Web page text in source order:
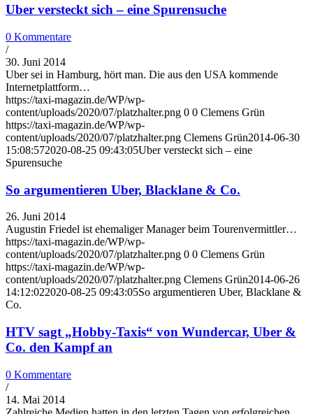
Uber versteckt sich – eine Spurensuche
0 Kommentare
/
30. Juni 2014
Uber sei in Hamburg, hört man. Die aus den USA kommende
Internetplattform…
https://taxi-magazin.de/WP/wp-
content/uploads/2020/07/platzhalter.png 0 0 Clemens Grün
https://taxi-magazin.de/WP/wp-
content/uploads/2020/07/platzhalter.png Clemens Grün2014-06-30
15:08:572020-08-25 09:43:05Uber versteckt sich – eine
Spurensuche
So argumentieren Uber, Blacklane & Co.
26. Juni 2014
Augustin Friedel ist ehemaliger Manager beim Tourenvermittler…
https://taxi-magazin.de/WP/wp-
content/uploads/2020/07/platzhalter.png 0 0 Clemens Grün
https://taxi-magazin.de/WP/wp-
content/uploads/2020/07/platzhalter.png Clemens Grün2014-06-26
14:12:022020-08-25 09:43:05So argumentieren Uber, Blacklane &
Co.
HTV sagt „Hobby-Taxis“ von Wundercar, Uber &
Co. den Kampf an
0 Kommentare
/
14. Mai 2014